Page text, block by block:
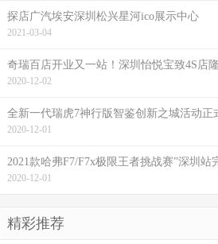
探店广汽埃安深圳松兴星河ico展示中心
2021-03-04
奇瑞百店开业又一站！深圳怡悦宝致4S店
2020-12-02
全新一代瑞虎7神行版智鉴创新之城活动正
2020-12-01
2021款哈弗F7/F7x极限王者挑战赛”深圳站
2020-12-01
精彩推荐